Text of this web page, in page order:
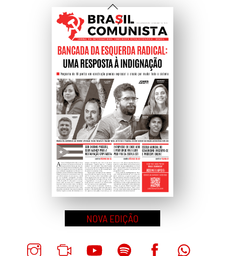
Voltar
Ao
Topo
NOVA EDIÇÃO